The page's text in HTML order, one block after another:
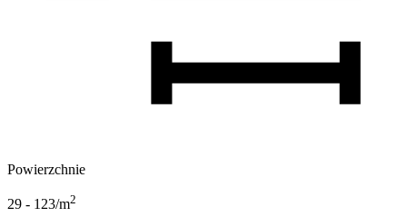
Powierzchnie
29 - 123/m2